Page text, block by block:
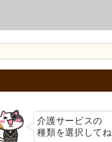
介護サービスの
種類を選択してね